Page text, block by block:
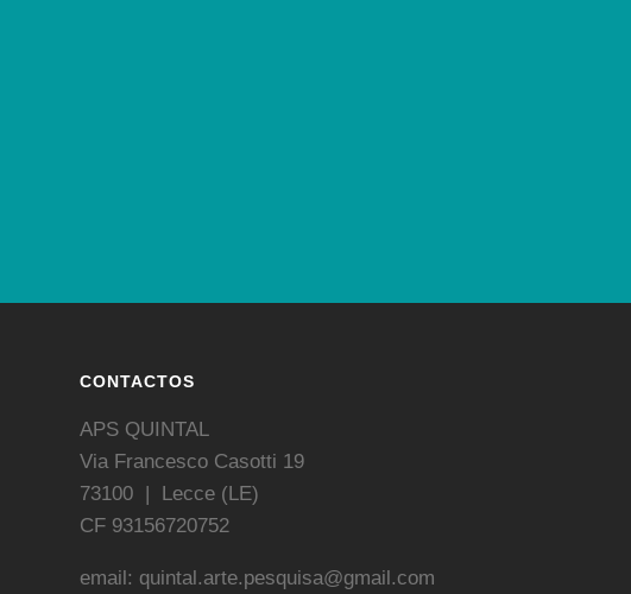
CONTACTOS
APS QUINTAL
Via Francesco Casotti 19
73100 | Lecce (LE)
CF 93156720752
email: quintal.arte.pesquisa@gmail.com